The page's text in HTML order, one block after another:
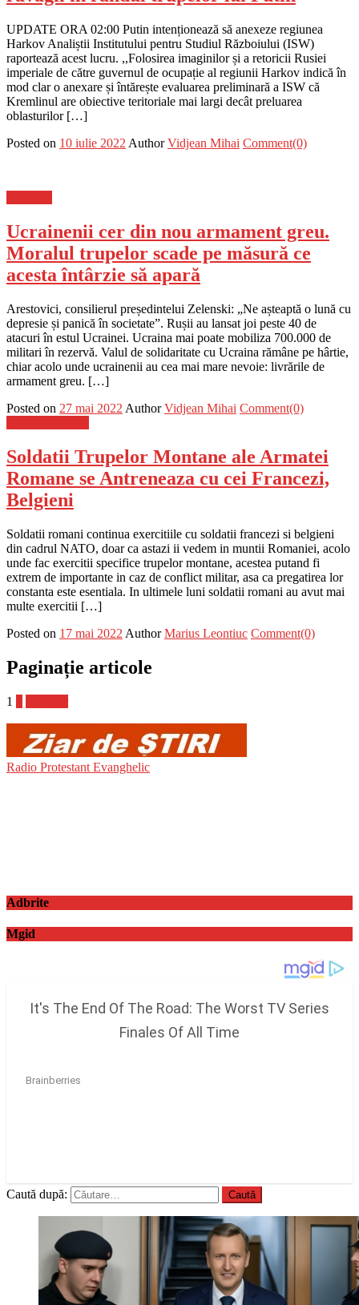
UPDATE ORA 02:00 Putin intenționează să anexeze regiunea
Harkov Analiștii Institutului pentru Studiul Războiului (ISW)
raportează acest lucru. ,,Folosirea imaginilor și a retoricii Rusiei
imperiale de către guvernul de ocupație al regiunii Harkov indică în
mod clar o anexare și întărește evaluarea preliminară a ISW că
Kremlinul are obiective teritoriale mai largi decât preluarea
oblasturilor […]
Posted on 10 iulie 2022 Author Vidjean Mihai Comment(0)
Ucrainenii cer din nou armament greu.
Moralul trupelor scade pe măsură ce
acesta întârzie să apară
Arestovici, consilierul președintelui Zelenski: „Ne așteaptă o lună cu
depresie și panică în societate”. Rușii au lansat joi peste 40 de
atacuri în estul Ucrainei. Ucraina mai poate mobiliza 700.000 de
militari în rezervă. Valul de solidaritate cu Ucraina rămâne pe hârtie,
chiar acolo unde ucrainenii au cea mai mare nevoie: livrările de
armament greu. […]
Posted on 27 mai 2022 Author Vidjean Mihai Comment(0)
Soldatii Trupelor Montane ale Armatei
Romane se Antreneaza cu cei Francezi,
Belgieni
Soldatii romani continua exercitiile cu soldatii francezi si belgieni
din cadrul NATO, doar ca astazi ii vedem in muntii Romaniei, acolo
unde fac exercitii specifice trupelor montane, acestea putand fi
extrem de importante in caz de conflict militar, asa ca pregatirea lor
constanta este esentiala. In ultimele luni soldatii romani au avut mai
multe exercitii […]
Posted on 17 mai 2022 Author Marius Leontiuc Comment(0)
Paginație articole
1
Radio Protestant Evanghelic
Adbrite
Mgid
Caută după: